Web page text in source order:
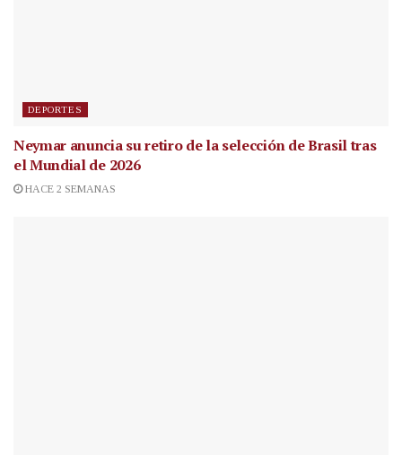
DEPORTES
Neymar anuncia su retiro de la selección de Brasil tras
el Mundial de 2026
HACE 2 SEMANAS